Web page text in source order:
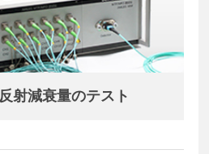
射減衰量のテスト